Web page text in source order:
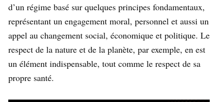
d’un régime basé sur quelques principes fondamentaux,
représentant un engagement moral, personnel et aussi un
appel au changement social, économique et politique. Le
respect de la nature et de la planète, par exemple, en est
un élément indispensable, tout comme le respect de sa
propre santé.